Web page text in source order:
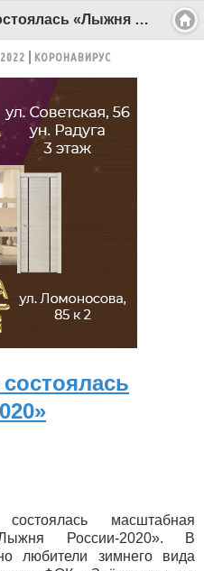
В Северодвинске состоялась «Лыжня России-2020» - Беломорканал Северодвинск tv29.ru
КОРОНАВИРУС
масштабная
России-2020». В
любители зимнего вида